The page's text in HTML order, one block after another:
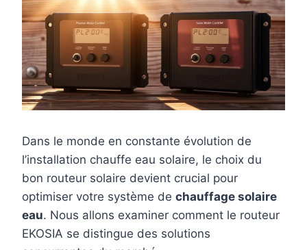
Dans le monde en constante évolution de
l’installation chauffe eau solaire, le choix du
bon routeur solaire devient crucial pour
optimiser votre système de chauffage solaire
eau. Nous allons examiner comment le routeur
EKOSIA se distingue des solutions